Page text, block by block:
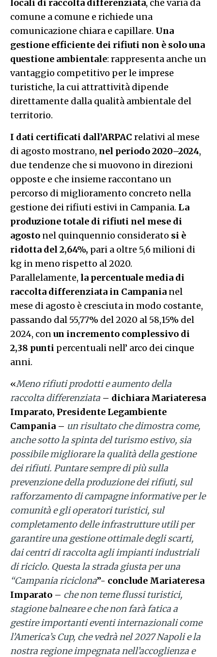
locali di raccolta differenziata, che varia da
comune a comune e richiede una
comunicazione chiara e capillare. Una
gestione efficiente dei rifiuti non è solo una
questione ambientale: rappresenta anche un
vantaggio competitivo per le imprese
turistiche, la cui attrattività dipende
direttamente dalla qualità ambientale del
territorio.
I dati certificati dall’ARPAC relativi al mese
di agosto mostrano, nel periodo 2020–2024,
due tendenze che si muovono in direzioni
opposte e che insieme raccontano un
percorso di miglioramento concreto nella
gestione dei rifiuti estivi in Campania. La
produzione totale di rifiuti nel mese di
agostonel quinquennio considerato si è
ridotta del 2,64%, pari a oltre 5,6 milioni di
kg in meno rispetto al 2020.
Parallelamente, la percentuale media di
raccolta differenziata in Campanianel
mese di agosto è cresciuta in modo costante,
passando dal 55,77% del 2020 al 58,15% del
2024, conun incremento complessivo di
2,38 punti percentuali nell’ arco dei cinque
anni.
«Meno rifiuti prodotti e aumento della
raccolta differenziata– dichiara Mariateresa
Imparato, Presidente Legambiente
Campania – un risultato che dimostra come,
anche sotto la spinta del turismo estivo, sia
possibile migliorare la qualità della gestione
dei rifiuti. Puntare sempre di più sulla
prevenzione della produzione dei rifiuti, sul
rafforzamento di campagne informative per le
comunità e gli operatori turistici, sul
completamento delle infrastrutture utili per
garantire una gestione ottimale degli scarti,
dai centri di raccolta agli impianti industriali
di riciclo. Questa la strada giusta per una
“Campania riciclona”- conclude Mariateresa
Imparato – che non teme flussi turistici,
stagione balneare e che non farà fatica a
gestire importanti eventi internazionali come
l’America’s Cup, che vedrà nel 2027 Napoli e la
nostra regione impegnata nell’accoglienza e